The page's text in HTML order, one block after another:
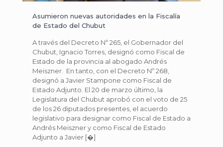
Asumieron nuevas autoridades en la Fiscalía
de Estado del Chubut
A través del Decreto Nª 265, el Gobernador del
Chubut, Ignacio Torres, designó como Fiscal de
Estado de la provincia al abogado Andrés
Meiszner. En tanto, con el Decreto Nº 268,
designó a Javier Stampone como Fiscal de
Estado Adjunto. El 20 de marzo último, la
Legislatura del Chubut aprobó con el voto de 25
de los 26 diputados presentes, el acuerdo
legislativo para designar como Fiscal de Estado a
Andrés Meiszner y como Fiscal de Estado
Adjunto a Javier [�]